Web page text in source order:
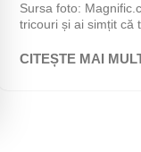
Sursa foto:
tricouri și ai simțit că
CITEȘTE MAI